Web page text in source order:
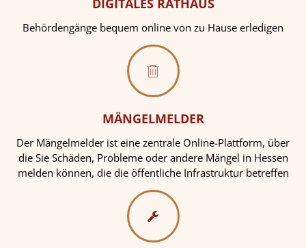
DIGITALES RATHAUS
Behördengänge bequem online von zu Hause erledigen
MÄNGELMELDER
Der Mängelmelder ist eine zentrale Online-Plattform, über
die Sie Schäden, Probleme oder andere Mängel in Hessen
melden können, die die öffentliche Infrastruktur betreffen